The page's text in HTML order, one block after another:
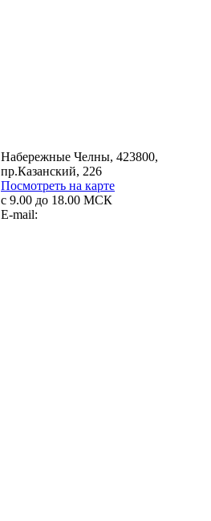
Набережные Челны, 423800,
пр.Казанский, 226
Посмотреть на карте
с 9.00 до 18.00 МСК
E-mail: